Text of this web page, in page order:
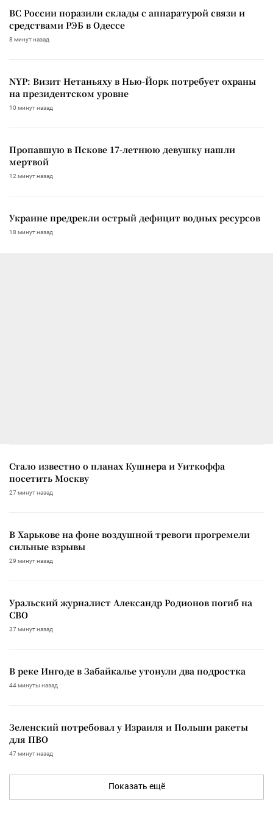
ВС России поразили склады с аппаратурой связи и
средствами РЭБ в Одессе
8 минут назад
NYP: Визит Нетаньяху в Нью-Йорк потребует охраны
на президентском уровне
10 минут назад
Пропавшую в Пскове 17-летнюю девушку нашли
мертвой
12 минут назад
Украине предрекли острый дефицит водных ресурсов
18 минут назад
Стало известно о планах Кушнера и Уиткоффа
посетить Москву
27 минут назад
В Харькове на фоне воздушной тревоги прогремели
сильные взрывы
29 минут назад
Уральский журналист Александр Родионов погиб на
СВО
37 минут назад
В реке Ингоде в Забайкалье утонули два подростка
44 минуты назад
Зеленский потребовал у Израиля и Польши ракеты
для ПВО
47 минут назад
Показать ещё